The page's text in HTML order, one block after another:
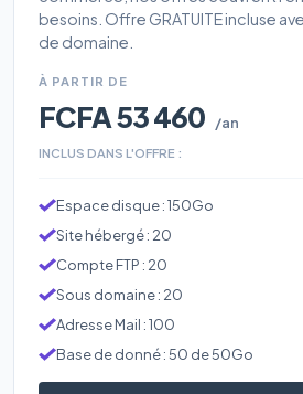
besoins. Offre GRATUITE incluse
de domaine.
À PARTIR DE
FCFA 53 460 /an
INCLUS DANS L'OFFRE :
Espace disque : 150Go
Site hébergé : 20
Compte FTP : 20
Sous domaine : 20
Adresse Mail : 100
Base de donné : 50 de 50Go